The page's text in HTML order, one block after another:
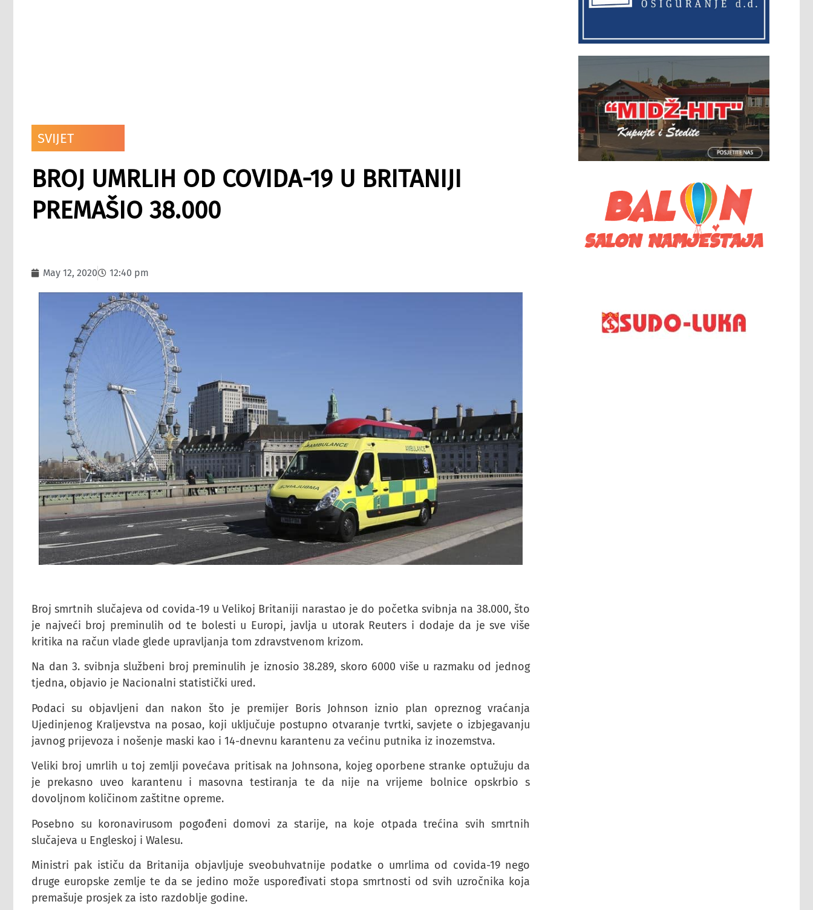
SVIJET
BROJ UMRLIH OD COVIDA-19 U BRITANIJI
PREMAŠIO 38.000
May 12, 2020 12:40 pm
Broj smrtnih slučajeva od covida-19 u Velikoj Britaniji narastao je do početka svibnja na 38.000, što
je najveći broj preminulih od te bolesti u Europi, javlja u utorak Reuters i dodaje da je sve više
kritika na račun vlade glede upravljanja tom zdravstvenom krizom.
Na dan 3. svibnja službeni broj preminulih je iznosio 38.289, skoro 6000 više u razmaku od jednog
tjedna, objavio je Nacionalni statistički ured.
Podaci su objavljeni dan nakon što je premijer Boris Johnson iznio plan opreznog vraćanja
Ujedinjenog Kraljevstva na posao, koji uključuje postupno otvaranje tvrtki, savjete o izbjegavanju
javnog prijevoza i nošenje maski kao i 14-dnevnu karantenu za većinu putnika iz inozemstva.
Veliki broj umrlih u toj zemlji povećava pritisak na Johnsona, kojeg oporbene stranke optužuju da
je prekasno uveo karantenu i masovna testiranja te da nije na vrijeme bolnice opskrbio s
dovoljnom količinom zaštitne opreme.
Posebno su koronavirusom pogođeni domovi za starije, na koje otpada trećina svih smrtnih
slučajeva u Engleskoj i Walesu.
Ministri pak ističu da Britanija objavljuje sveobuhvatnije podatke o umrlima od covida-19 nego
druge europske zemlje te da se jedino može uspoređivati stopa smrtnosti od svih uzročnika koja
premašuje prosjek za isto razdoblje godine.